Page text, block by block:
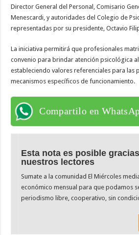
Director General del Personal, Comisario
Menescardi, y autoridades del Colegio de
representadas por su presidente, Octavio
La iniciativa permitirá que profesionales
convenio para brindar atención psicológica
estableciendo valores referenciales para las
mecanismos específicos de funcionamiento.
Compartilo en
Esta nota es posible
nuestros lectores
Sumate a la comunidad El Miércoles
económico mensual para que podamos
periodismo libre, cooperativo, sin